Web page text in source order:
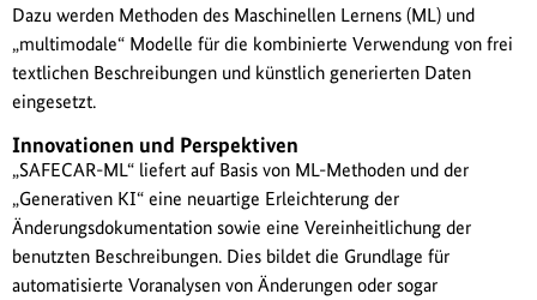
Dazu werden Methoden des Maschinellen Lernens (ML) und
„multimodale“ Modelle für die kombinierte Verwendung von frei
textlichen Beschreibungen und künstlich generierten Daten
eingesetzt.
Innovationen und Perspektiven
„SAFECAR-ML“ liefert auf Basis von ML-Methoden und der
„Generativen KI“ eine neuartige Erleichterung der
Änderungsdokumentation sowie eine Vereinheitlichung der
benutzten Beschreibungen. Dies bildet die Grundlage für
automatisierte Voranalysen von Änderungen oder sogar